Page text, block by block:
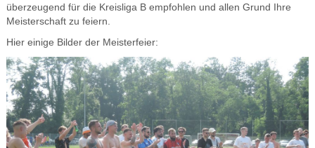
überzeugend für die Kreisliga B empfohlen und allen Grund Ihre
Meisterschaft zu feiern.
Hier einige Bilder der Meisterfeier: